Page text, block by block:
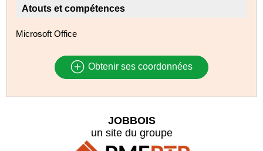
Atouts et compétences
Microsoft Office
Obtenir ses coordonnées
JOBBOIS
un site du groupe